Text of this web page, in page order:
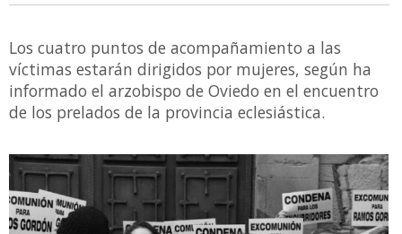
Los cuatro puntos de acompañamiento a las
víctimas estarán dirigidos por mujeres, según ha
informado el arzobispo de Oviedo en el encuentro
de los prelados de la provincia eclesiástica.